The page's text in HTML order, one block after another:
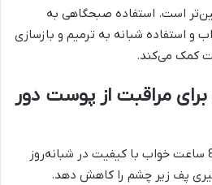
است. استفاده صبحگاهی به
استفاده شبانه به ترمیم و بازسازی
کمک می‌کند.
مراقبت از پوست دور
حداقل 7-8 ساعت خواب با کیفیت در شبانه‌روز
پف زیر چشم را کاهش دهد.